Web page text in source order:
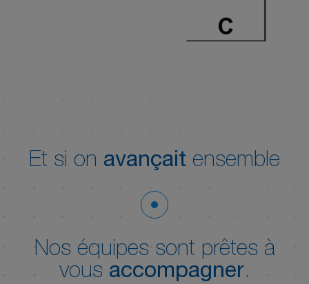
Et si on avançait ensemble
Nos équipes sont prêtes à
vous accompagner.